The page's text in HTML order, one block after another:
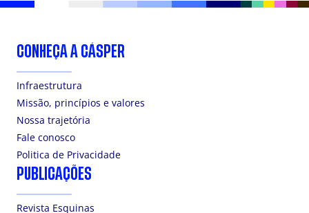
CONHEÇA A CÁSPER
Infraestrutura
Missão, princípios e valores
Nossa trajetória
Fale conosco
Politica de Privacidade
PUBLICAÇÕES
Revista Esquinas